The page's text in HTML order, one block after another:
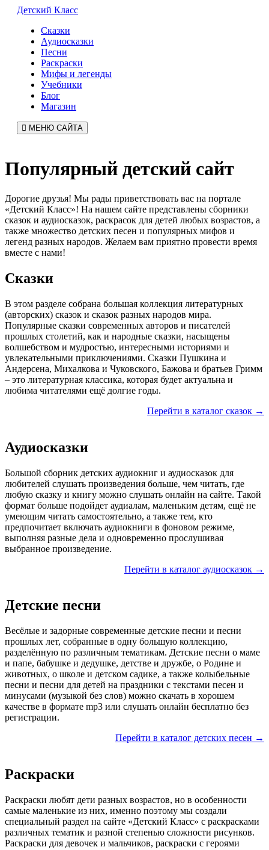
Детский Класс
Сказки
Аудиосказки
Песни
Раскраски
Мифы и легенды
Учебники
Блог
Магазин
МЕНЮ САЙТА
Популярный детский сайт
Дорогие друзья! Мы рады приветствовать вас на портале
«Детский Класс»! На нашем сайте представлены сборники
сказок и аудиосказок, раскрасок для детей любых возрастов, а
также множество детских песен и популярных мифов и
легенд разных народов. Желаем вам приятно провести время
вместе с нами!
Сказки
В этом разделе собрана большая коллекция литературных
(авторских) сказок и сказок разных народов мира.
Популярные сказки современных авторов и писателей
прошлых столетий, как и народные сказки, насыщены
волшебством и мудростью, интересными историями и
увлекательными приключениями. Сказки Пушкина и
Андерсена, Михалкова и Чуковского, Бажова и братьев Гримм
– это литературная классика, которая будет актуальна и
любима читателями ещё долгие годы.
Перейти в каталог сказок →
Аудиосказки
Большой сборник детских аудиокниг и аудиосказок для
любителей слушать произведения больше, чем читать, где
любую сказку и книгу можно слушать онлайн на сайте. Такой
формат больше подойдет аудиалам, маленьким детям, ещё не
умеющим читать самостоятельно, а также тем, кто
предпочитает включать аудиокниги в фоновом режиме,
выполняя разные дела и одновременно прослушивая
выбранное произведение.
Перейти в каталог аудиосказок →
Детские песни
Весёлые и задорные современные детские песни и песни
прошлых лет, собранные в одну большую коллекцию,
разделённую по различным тематикам. Детские песни о маме
и папе, бабушке и дедушке, детстве и дружбе, о Родине и
животных, о школе и детском садике, а также колыбельные
песни и песни для детей на праздники с текстами песен и
минусами (музыкой без слов) можно скачать в хорошем
качестве в формате mp3 или слушать онлайн бесплатно без
регистрации.
Перейти в каталог детских песен →
Раскраски
Раскраски любят дети разных возрастов, но в особенности
самые маленькие из них, именно поэтому мы создали
специальный раздел на сайте «Детский Класс» с раскрасками
различных тематик и разной степенью сложности рисунков.
Раскраски для девочек и мальчиков, раскраски с героями